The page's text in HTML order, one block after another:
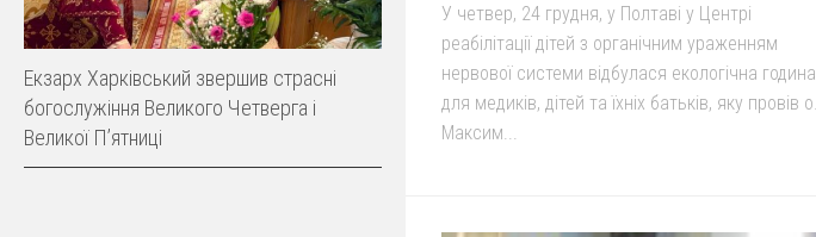
У четвер, 24 грудня, у Полтаві у Центрі
реабілітації дітей з органічним ураженням
нервової системи відбулася екологічна година
для медиків, дітей та їхніх батьків, яку провів о.
Максим...
Екзарх Харківський звершив страсні
богослужіння Великого Четверга і
Великої Пʼятниці